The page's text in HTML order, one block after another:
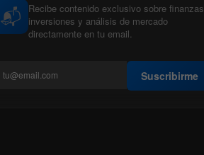
📬
Recibe contenido exclusivo sobre finanzas,
inversiones y análisis de mercado
directamente en tu email.
Suscribirme